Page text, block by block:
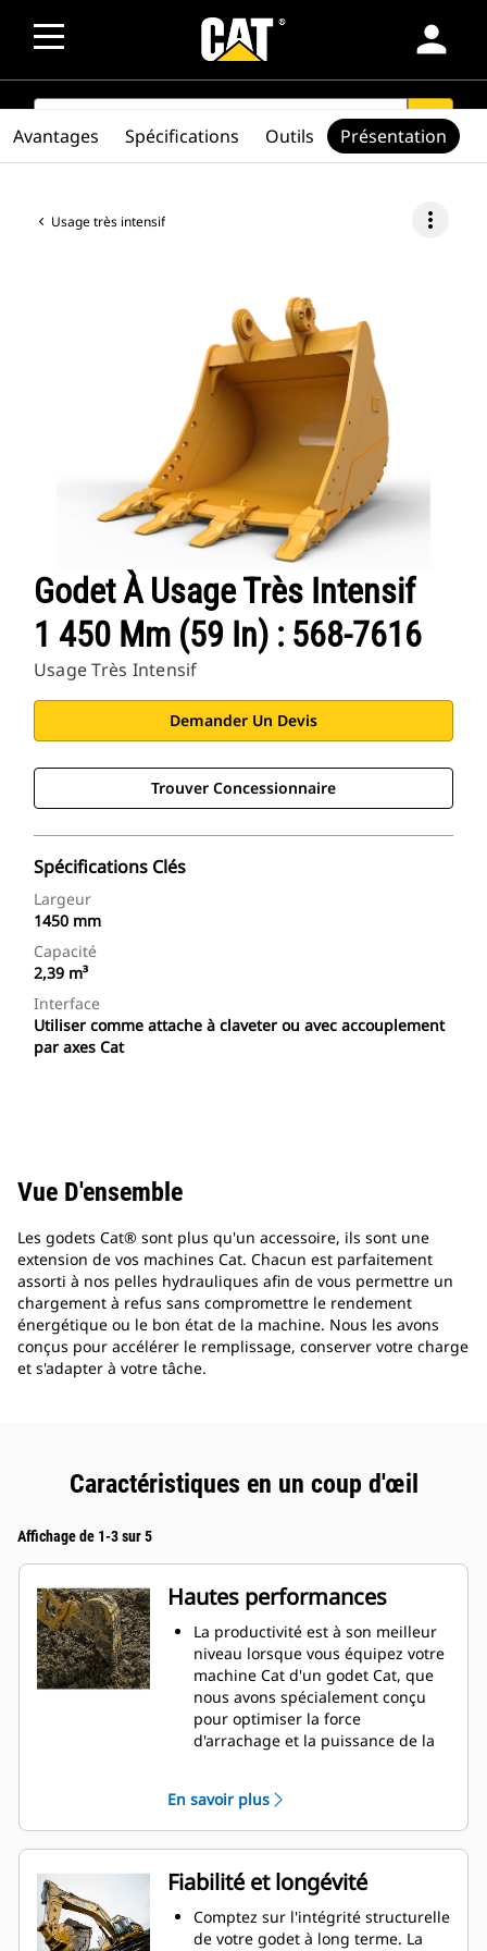
person
SEARCH search
Usage très intensif more_vert
Godet À Usage Très Intensif
1 450 Mm (59 In) : 568-7616
Usage Très Intensif
Demander Un Devis
Trouver Concessionnaire
Spécifications Clés
Largeur
1450 mm
Capacité
2,39 m³
Interface
Utiliser comme attache à claveter ou avec accouplement
par axes Cat
Avantages Spécifications Outils Présentation
Vue D'ensemble
Les godets Cat® sont plus qu'un accessoire, ils sont une
extension de vos machines Cat. Chacun est parfaitement
assorti à nos pelles hydrauliques afin de vous permettre un
chargement à refus sans compromettre le rendement
énergétique ou le bon état de la machine. Nous les avons
conçus pour accélérer le remplissage, conserver votre charge
et s'adapter à votre tâche.
Caractéristiques en un coup d'œil
Affichage de 1-3 sur 5
Hautes performances
La productivité est à son meilleur
niveau lorsque vous équipez votre
machine Cat d'un godet Cat, que
nous avons spécialement conçu
pour optimiser la force
d'arrachage et la puissance de la
double améliore le flux des
matières dans le godet. Le
dégagement de talon accru
garantit que le fond du godet ne
frotte pas, ce qui réduit les coûts
d'entretien.
La consommation de carburant est
En savoir plus
Fiabilité et longévité
Comptez sur l'intégrité structurelle
de votre godet à long terme. La